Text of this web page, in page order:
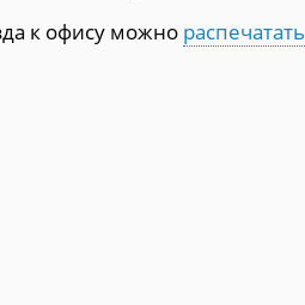
к офису можно распечатать